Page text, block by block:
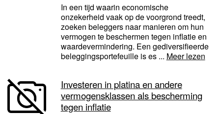
In een tijd waarin economische
onzekerheid vaak op de voorgrond treedt,
zoeken beleggers naar manieren om hun
vermogen te beschermen tegen inflatie en
waardevermindering. Een gediversifieerde
beleggingsportefeuille is es ... Meer lezen
Investeren in platina en andere
vermogensklassen als bescherming
tegen inflatie